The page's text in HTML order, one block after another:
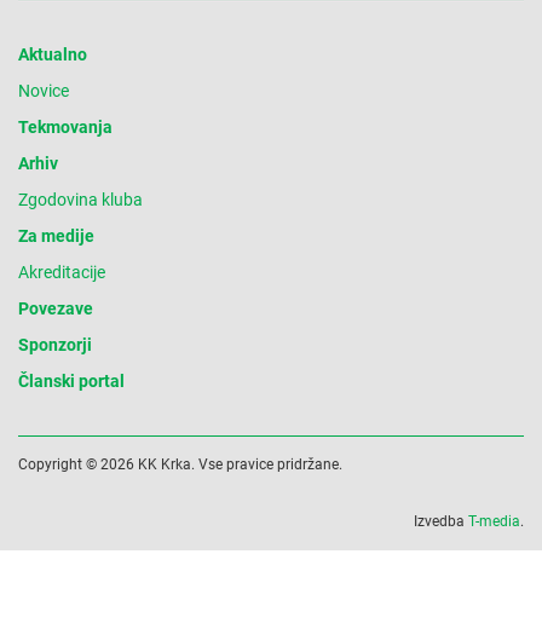
Aktualno
Novice
Tekmovanja
Arhiv
Zgodovina kluba
Za medije
Akreditacije
Povezave
Sponzorji
Članski portal
Copyright © 2026 KK Krka. Vse pravice pridržane.
Izvedba T-media.